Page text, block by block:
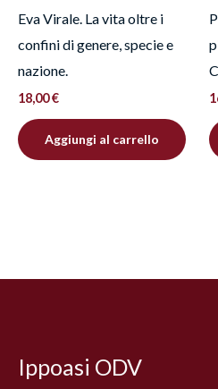
Eva Virale. La vita oltre i
confini di genere, specie e
nazione.
18,00€
Aggiungi al carrello
Ippoasi ODV